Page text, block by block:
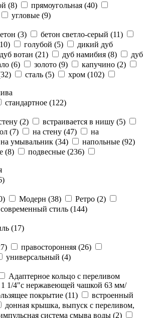
(8) прямоугольная (40)
угловые (9)
(3) бетон светло-серый (11)
10) голубой (5)
дикий дуб
дуб вотан (21) дуб намибия (8)
дуб
(6) золото (9) капучино (2)
32) сталь (5) хром (102)
стандартное (122)
(2) встраивается в нишу (5)
(7) на стену (47)
на
на умывальник (34) напольные (92)
(8) подвесные (236)
)
) Модерн (38) Ретро (2)
современный стиль (144)
(17)
) правосторонняя (26)
универсальный (4)
Адаптерное кольцо с переливом
1/4"с нержавеющей чашкой 63 мм/
покрытие (11)
встроенный
донная крышка, выпуск с переливом,
система смыва воды (2)